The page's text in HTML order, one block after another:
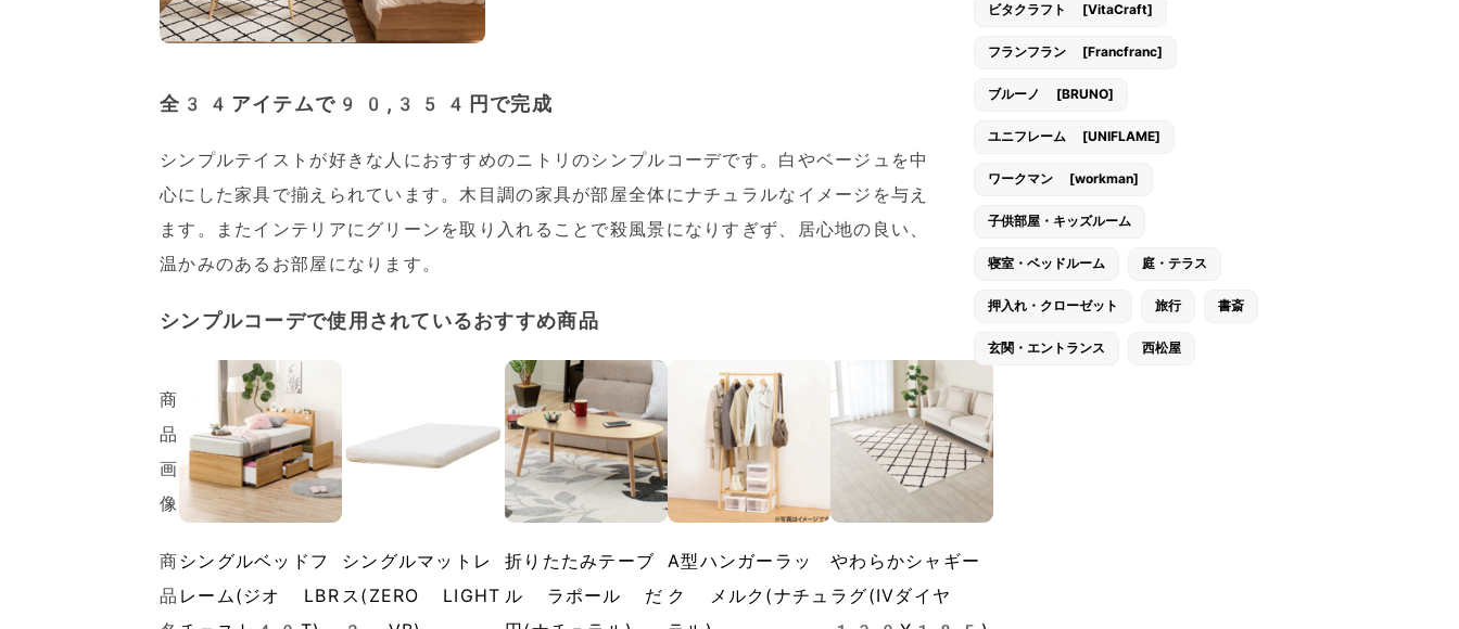
全34アイテムで90,354円で完成
シンプルテイストが好きな人におすすめのニトリのシンプルコーデです。白やベージュを中
心にした家具で揃えられています。木目調の家具が部屋全体にナチュラルなイメージを与え
ます。またインテリアにグリーンを取り入れることで殺風景になりすぎず、居心地の良い、
温かみのあるお部屋になります。
シンプルコーデで使用されているおすすめ商品
商
品
画
像
商
品
シングルベッドフ
レーム(ジオ LBR
シングルマットレ
ス(ZERO LIGHT
折りたたみテーブ
ル ラポール だ
A型ハンガーラッ
ク メルク(ナチュ
やわらかシャギー
ラグ(IVダイヤ
ビタクラフト [VitaCraft]
フランフラン [Francfranc]
ブルーノ [BRUNO]
ユニフレーム [UNIFLAME]
ワークマン [workman]
子供部屋・キッズルーム
寝室・ベッドルーム 庭・テラス
押入れ・クローゼット 旅行 書斎
玄関・エントランス 西松屋